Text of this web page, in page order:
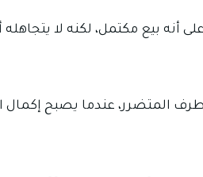
أنه بيع مكتمل، لكنه لا يتجاهله
المتضرر، عندما يصبح إكمال